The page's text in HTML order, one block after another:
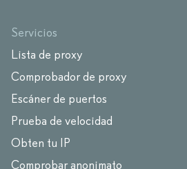
Servicios
Lista de proxy
Comprobador de proxy
Escáner de puertos
Prueba de velocidad
Obten tu IP
Comprobar anonimato